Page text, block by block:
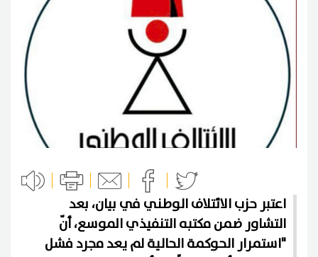
اعتبر حزب الائتلاف الوطني في بيان، بعد
التشاور ضمن مكتبه التنفيذي الموسع، أنّ
"استمرار الحوكمة الحالية لم يعد مجرد فشل